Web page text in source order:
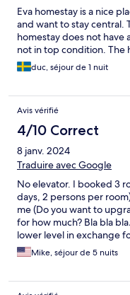
Eva homestay is a nice
and want to stay central.
homestay does not have
not in top condition. The
duc, séjour de 1 nuit
Avis vérifié
4/10 Correct
8 janv. 2024
Traduire avec Google
No elevator. I booked 3
days, 2 persons per
me (Do you want to
for how much? Bla bla
lower level in exchange
(the owner) posted on
much higher, bla,bla,…I
Mike, séjour de 5 nuits